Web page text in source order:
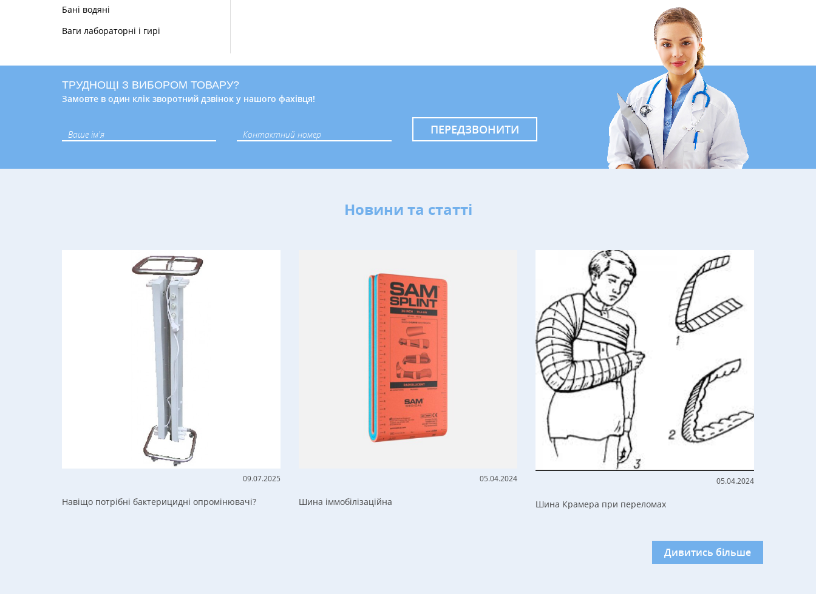
Бані водяні
Ваги лабораторні і гирі
ТРУДНОЩІ З ВИБОРОМ ТОВАРУ?
Замовте в один клік зворотний дзвінок у нашого фахівця!
ПЕРЕДЗВОНИТИ
Новини та статті
09.07.2025
Навіщо потрібні бактерицидні опромінювачі?
05.04.2024
Шина іммобілізаційна
05.04.2024
Шина Крамера при переломах
Дивитись більше